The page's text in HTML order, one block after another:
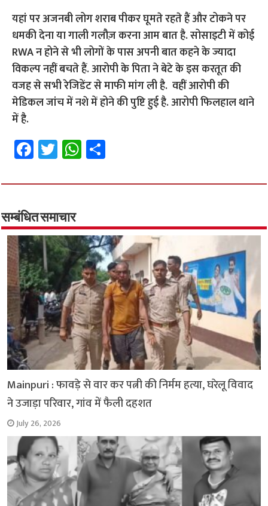
यहां पर अजनबी लोग शराब पीकर घूमते रहते हैं और टोकने पर
धमकी देना या गाली गलौज़ करना आम बात है. सोसाइटी में कोई
RWA न होने से भी लोगों के पास अपनी बात कहने के ज्यादा
विकल्प नहीं बचते हैं. आरोपी के पिता ने बेटे के इस करतूत की
वजह से सभी रेजिडेंट से माफी मांग ली है. वहीं आरोपी की
मेडिकल जांच में नशे में होने की पुष्टि हुई है. आरोपी फिलहाल थाने
में है.
Fa
ce
b
o
o
k
T
wi
tt
er
W
h
at
p
p
ar
सम्बंधित समाचार
Mainpuri : फावड़े से वार कर पत्नी की निर्मम हत्या, घरेलू विवाद
ने उजाड़ा परिवार, गांव में फैली दहशत
July 26, 2026